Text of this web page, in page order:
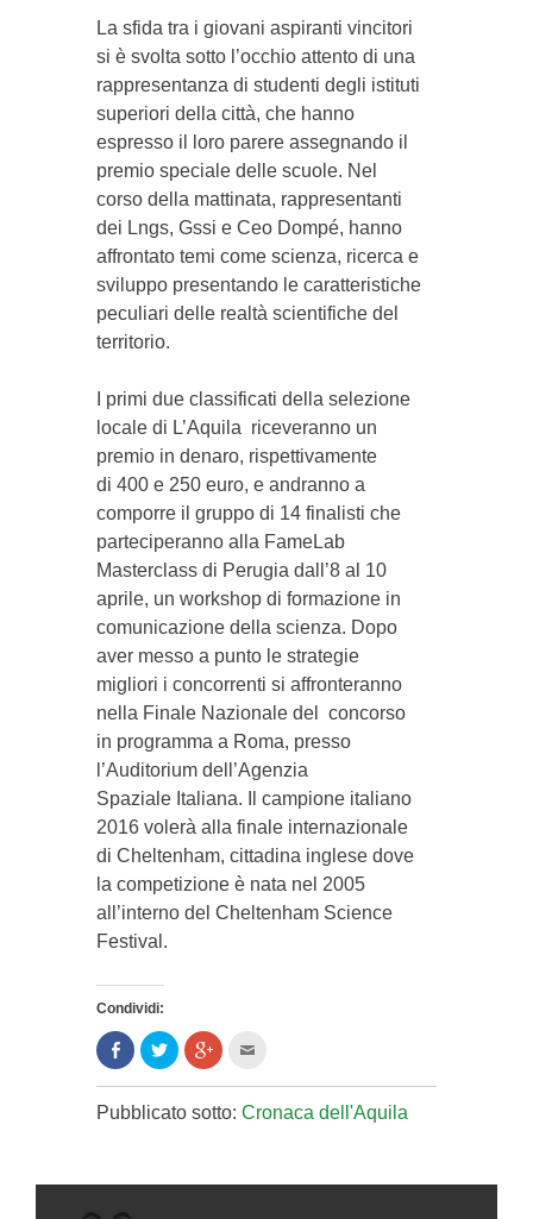
La sfida tra i giovani aspiranti vincitori
si è svolta sotto l’occhio attento di una
rappresentanza di studenti degli istituti
superiori della città, che hanno
espresso il loro parere assegnando il
premio speciale delle scuole. Nel
corso della mattinata, rappresentanti
dei Lngs, Gssi e Ceo Dompé, hanno
affrontato temi come scienza, ricerca e
sviluppo presentando le caratteristiche
peculiari delle realtà scientifiche del
territorio.
I primi due classificati della selezione
locale di L’Aquila riceveranno un
premio in denaro, rispettivamente
di 400 e 250 euro, e andranno a
comporre il gruppo di 14 finalisti che
parteciperanno alla FameLab
Masterclass di Perugia dall’8 al 10
aprile, un workshop di formazione in
comunicazione della scienza. Dopo
aver messo a punto le strategie
migliori i concorrenti si affronteranno
nella Finale Nazionale del concorso
in programma a Roma, presso
l’Auditorium dell’Agenzia
Spaziale Italiana. Il campione italiano
2016 volerà alla finale internazionale
di Cheltenham, cittadina inglese dove
la competizione è nata nel 2005
all’interno del Cheltenham Science
Festival.
Condividi:
Condividi
su
Facebook
(Si
apre
in
Clicca
per
condividere
su
Twitter
(Si
finestra)
Clicca
per
su
Google+
(Si
finestra)
l'articolo
via
mail
apre
Pubblicato sotto: Cronaca dell'Aquila